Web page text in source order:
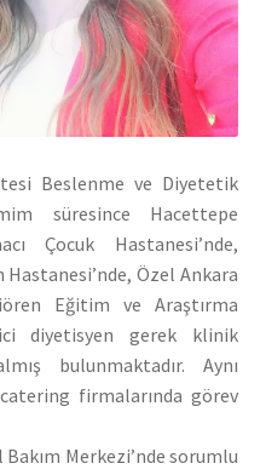
Beslenme ve Diyetetik
süresince Hacettepe
Çocuk Hastanesi’nde,
Özel Ankara
Eğitim ve Araştırma
diyetisyen gerek klinik
bulunmaktadır. Aynı
firmalarında görev
Merkezi’nde sorumlu